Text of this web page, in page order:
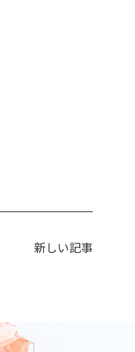
新しい記事